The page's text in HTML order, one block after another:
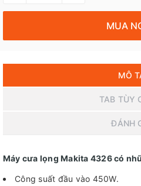
MUA
MÔ
TAB TÙY
ĐÁNH
Máy cưa lọng Makita 4326 có
Công suất đầu vào 450W.